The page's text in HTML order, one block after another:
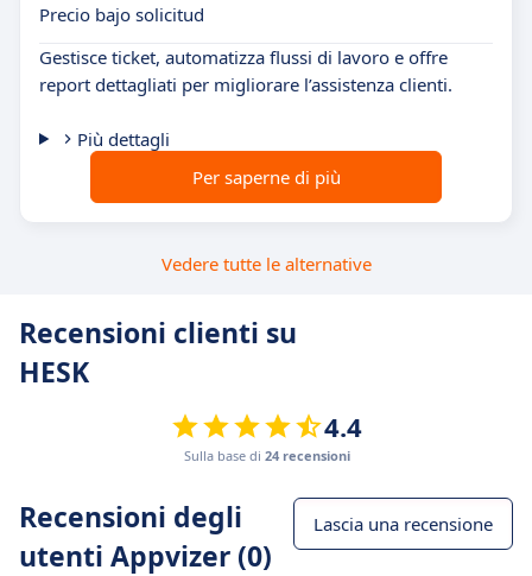
Precio bajo solicitud
Gestisce ticket, automatizza flussi di lavoro e offre
report dettagliati per migliorare l’assistenza clienti.
Più dettagli
Per saperne di più
Vedere tutte le alternative
Recensioni clienti su
HESK
4.4
Sulla base di 24 recensioni
Recensioni degli
utenti Appvizer (0)
Lascia una recensione